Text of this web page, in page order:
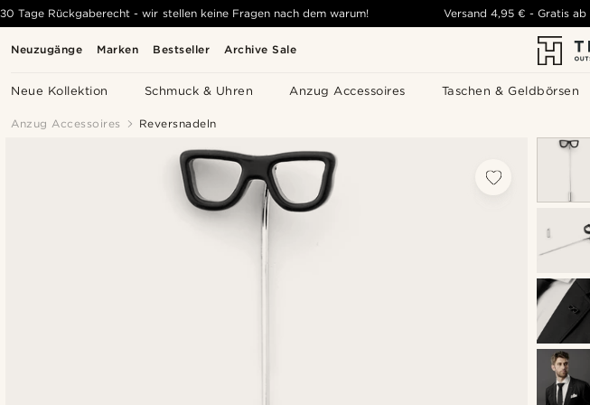
Neuzugänge Marken Bestseller Archive Sale
Neue Kollektion Schmuck & Uhren Anzug Accessoires Taschen & Geldbörsen
30 Tage Rückgaberecht - wir stellen keine Fragen nach dem warum! Versand 4,95 € -Gratis ab
Anzug Accessoires Reversnadeln